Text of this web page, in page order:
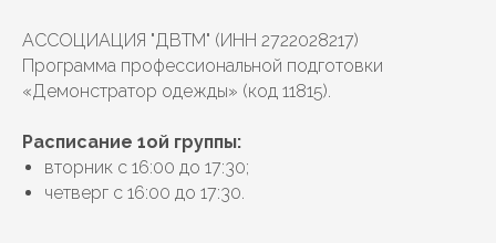
АССОЦИАЦИЯ "ДВТМ" (ИНН 2722028217)
Программа профессиональной подготовки
«Демонстратор одежды» (код 11815).
Расписание 1ой группы:
вторник с 16:00 до 17:30;
четверг с 16:00 до 17:30.